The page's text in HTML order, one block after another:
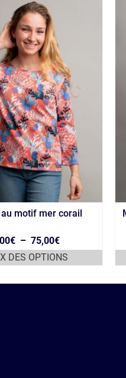
motif mer corail
€ – 75,00€Plage
de
prix :
à
DES OPTIONS